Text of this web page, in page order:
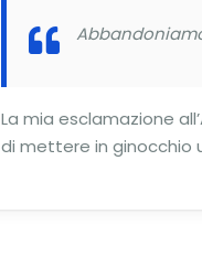
La mia esclamazione
di mettere in ginocchio